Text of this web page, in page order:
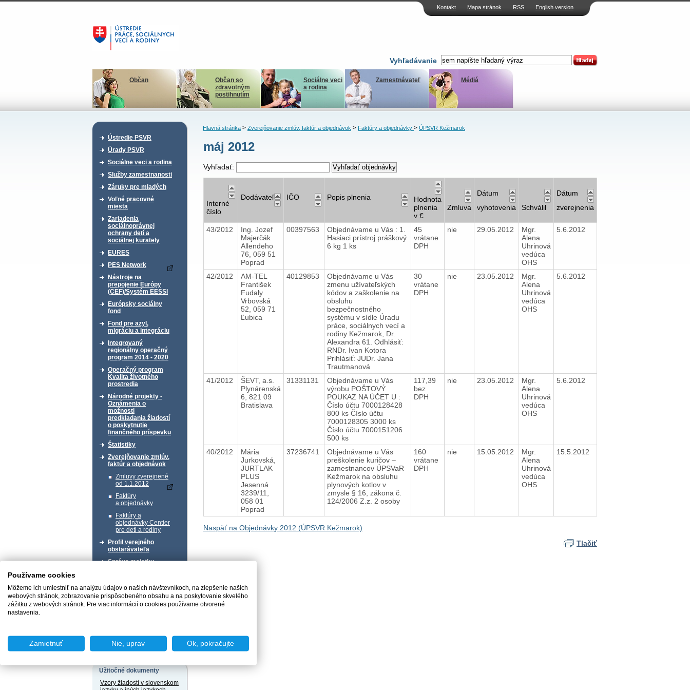
Kontakt Mapa stránok RSS English version
Vyhľadávanie
Občan
Občan so
zdravotným
postihnutím
Sociálne veci
a rodina
Zamestnávateľ Médiá
Ústredie PSVR
Úrady PSVR
Sociálne veci a rodina
Služby zamestnanosti
Záruky pre mladých
Voľné pracovné
miesta
Zariadenia
sociálnoprávnej
ochrany detí a
sociálnej kurately
EURES
PES Network
Nástroje na
prepojenie Európy
(CEF)/Systém EESSI
Európsky sociálny
fond
Fond pre azyl,
migráciu a integráciu
Integrovaný
regionálny operačný
program 2014 - 2020
Operačný program
Kvalita životného
prostredia
Národné projekty -
Oznámenia o
možnosti
predkladania žiadostí
o poskytnutie
finančného príspevku
Štatistiky
Zverejňovanie zmlúv,
faktúr a objednávok
Zmluvy zverejnené
od 1.1.2012
Faktúry
a objednávky
Faktúry a
objednávky Centier
pre deti a rodiny
Profil verejného
obstarávateľa
Správa majetku
Chcem podať podnet
Užitočné dokumenty
Vzory žiadostí v slovenskom
Hlavná stránka> Zverejňovanie zmlúv, faktúr a objednávok> Faktúry a objednávky > ÚPSVR Kežmarok
máj 2012
Vyhľadať:
Interné
číslo
Dodávateľ IČO Popis plnenia
Hodnota
plnenia
v €
Zmluva
Dátum
vyhotovenia
Schválil
Dátum
zverejnenia
43/2012
Ing. Jozef
Majerčák
Allendeho
76, 059 51
Poprad
00397563
Objednávame u Vás : 1.
Hasiaci prístroj práškový
6 kg 1 ks
45
vrátane
DPH
nie 29.05.2012
Mgr.
Alena
Uhrinová
vedúca
OHS
5.6.2012
42/2012
AM-TEL
František
Fudaly
Vrbovská
52, 059 71
Ľubica
40129853
Objednávame u Vás
zmenu užívateľských
kódov a zaškolenie na
obsluhu
bezpečnostného
systému v sídle Úradu
práce, sociálnych vecí a
rodiny Kežmarok, Dr.
Alexandra 61. Odhlásiť:
RNDr. Ivan Kotora
Prihlásiť: JUDr. Jana
Trautmanová
30
vrátane
DPH
nie 23.05.2012
Mgr.
Alena
Uhrinová
vedúca
OHS
5.6.2012
41/2012
ŠEVT, a.s.
Plynárenská
6, 821 09
Bratislava
31331131
Objednávame u Vás
výrobu POŠTOVÝ
POUKAZ NA ÚČET U :
Číslo účtu 7000128428
800 ks Číslo účtu
7000128305 3000 ks
Číslo účtu 7000151206
500 ks
117,39
bez
DPH
nie 23.05.2012
Mgr.
Alena
Uhrinová
vedúca
OHS
5.6.2012
40/2012
Mária
Jurkovská,
JURTLAK
PLUS
Jesenná
3239/11,
058 01
Poprad
37236741
Objednávame u Vás
preškolenie kuričov –
zamestnancov ÚPSVaR
Kežmarok na obsluhu
plynových kotlov v
zmysle § 16, zákona č.
124/2006 Z.z. 2 osoby
160
vrátane
DPH
nie 15.05.2012
Mgr.
Alena
Uhrinová
vedúca
OHS
15.5.2012
Naspäť na Objednávky 2012 (ÚPSVR Kežmarok)
Tlačiť
Používame cookies
Môžeme ich umiestniť na analýzu údajov o našich návštevníkoch, na zlepšenie našich
webových stránok, zobrazovanie prispôsobeného obsahu a na poskytovanie skvelého
zážitku z webových stránok. Pre viac informácií o cookies používame otvorené
nastavenia.
Zamietnuť Nie, uprav Ok, pokračujte